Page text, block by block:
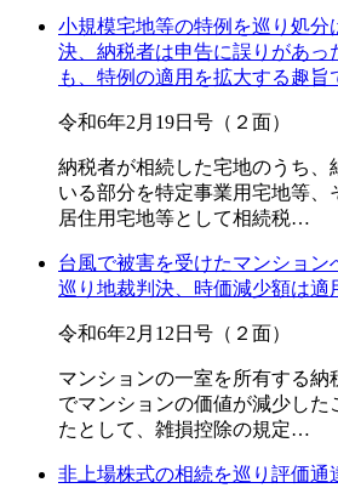
小規模宅地等の特例を巡り処分
決、納税者は申告に誤りがあっ
も、特例の適用を拡大する趣
令和6年2月19日号（２面）
納税者が相続した宅地のうち、
いる部分を特定事業用宅地等、
居住用宅地等として相続税…
台風で被害を受けたマンション
巡り地裁判決、時価減少額は適
令和6年2月12日号（２面）
マンションの一室を所有する納
でマンションの価値が減少した
たとして、雑損控除の規定…
非上場株式の相続を巡り評価通